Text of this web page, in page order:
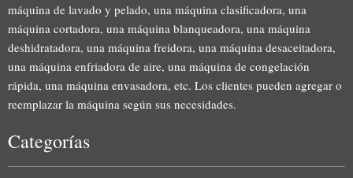
máquina de lavado y pelado, una máquina clasificadora, una
máquina cortadora, una máquina blanqueadora, una máquina
deshidratadora, una máquina freidora, una máquina desaceitadora,
una máquina enfriadora de aire, una máquina de congelación
rápida, una máquina envasadora, etc. Los clientes pueden agregar o
reemplazar la máquina según sus necesidades.
Categorías